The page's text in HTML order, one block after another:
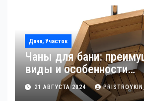
Дача, Участок
Чаны для бани:
виды и особенности
использования
21 АВГУСТА 2024